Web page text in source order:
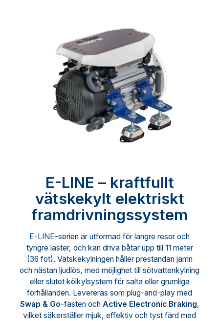
E-LINE – kraftfullt
vätskekylt elektriskt
framdrivningssystem
E-LINE-serien är utformad för längre resor och
tyngre laster, och kan driva båtar upp till 11 meter
(36 fot). Vätskekylningen håller prestandan jämn
och nästan ljudlös, med möjlighet till sötvattenkylning
eller slutet kölkylsystem för salta eller grumliga
förhållanden. Levereras som plug-and-play med
Swap & Go-fästen och Active Electronic Braking,
vilket säkerställer mjuk, effektiv och tyst färd med